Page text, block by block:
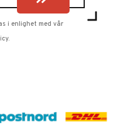
i enlighet med vår
.